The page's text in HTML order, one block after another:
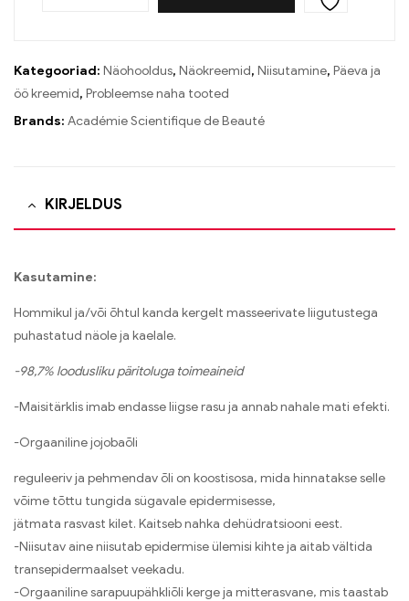
Kategooriad: Näohooldus, Näokreemid, Niisutamine, Päeva ja
öö kreemid, Probleemse naha tooted
Brands: Académie Scientifique de Beauté
KIRJELDUS
Kasutamine:
Hommikul ja/või õhtul kanda kergelt masseerivate liigutustega
puhastatud näole ja kaelale.
-98,7% loodusliku päritoluga toimeaineid
-Maisitärklis imab endasse liigse rasu ja annab nahale mati efekti.
-Orgaaniline jojobaõli
reguleeriv ja pehmendav õli on koostisosa, mida hinnatakse selle
võime tõttu tungida sügavale epidermisesse,
jätmata rasvast kilet. Kaitseb nahka dehüdratsiooni eest.
-Niisutav aine niisutab epidermise ülemisi kihte ja aitab vältida
transepidermaalset veekadu.
-Orgaaniline sarapuupähkliõli kerge ja mitterasvane, mis taastab